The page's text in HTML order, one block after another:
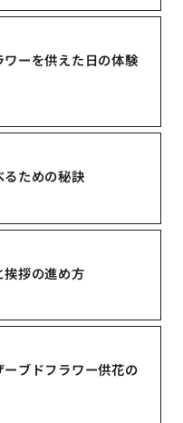
ーを供えた日の体験
ための秘訣
拶の進め方
ブドフラワー供花の